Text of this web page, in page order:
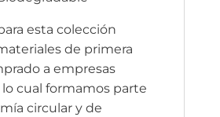
esta colección
de primera
a empresas
lo cual formamos parte
circular y de